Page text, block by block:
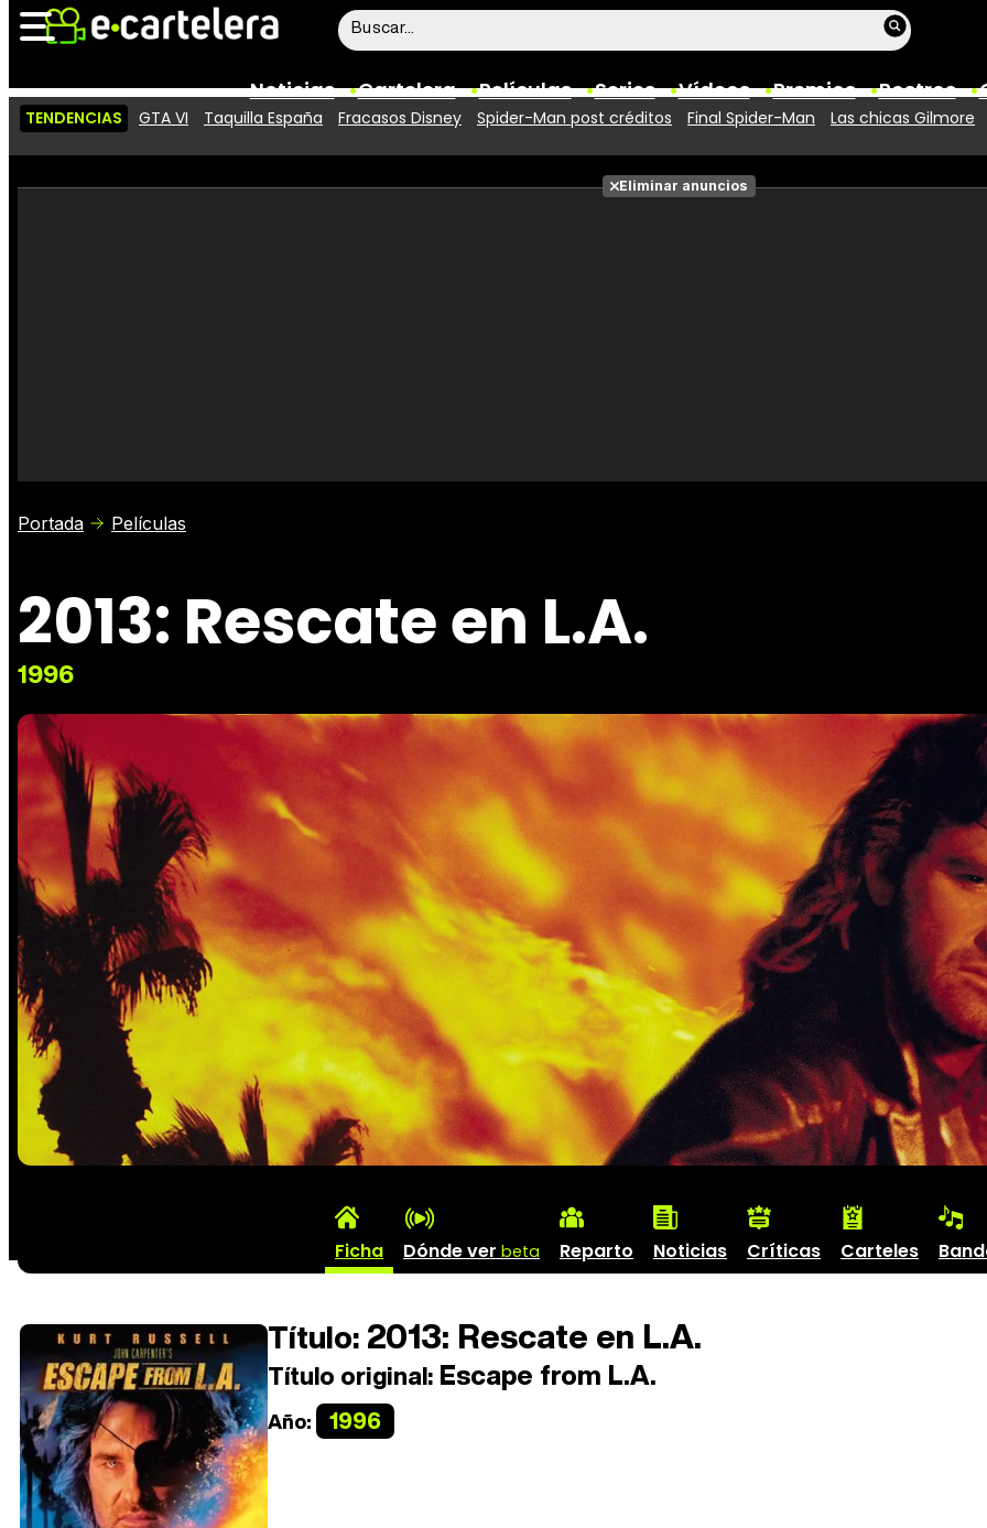
Noticias Cartelera Películas Series Vídeos Premios Rostros
Vídeos
Taquilla
Fotos
TENDENCIAS GTA VI Taquilla España Fracasos Disney Spider-Man post créditos Final Spider-Man Las chicas Gilmore
Eliminar anuncios
Portada Películas
2013: Rescate en L.A.
1996
Ficha Dónde ver beta Reparto Noticias Críticas Carteles
Título:2013: Rescate en L.A.
Título original: Escape from L.A.
Año: 1996